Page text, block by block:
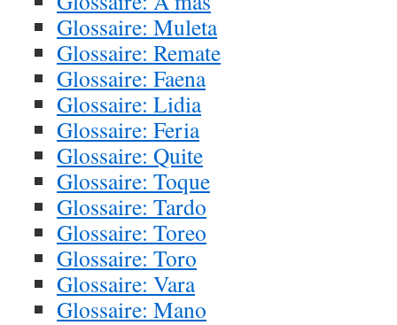
Glossaire: Muleta
Glossaire: Remate
Glossaire: Faena
Glossaire: Lidia
Glossaire: Feria
Glossaire: Quite
Glossaire: Toque
Glossaire: Tardo
Glossaire: Toreo
Glossaire: Toro
Glossaire: Vara
Glossaire: Mano